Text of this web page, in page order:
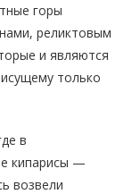
горы
реликтовым
и являются
только
в
кипарисы —
возвели